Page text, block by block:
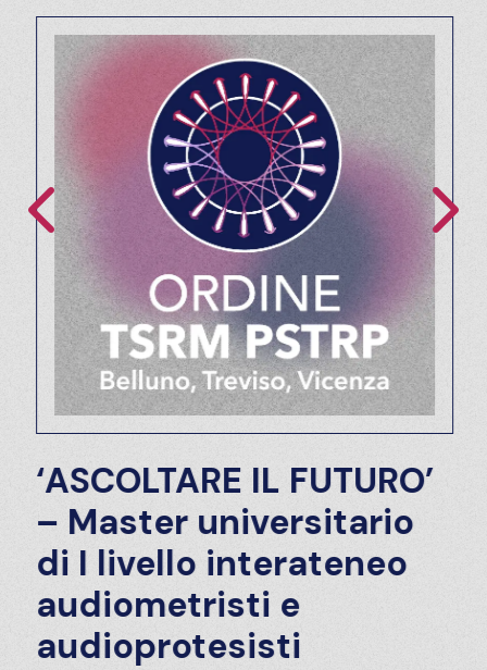
‘ASCOLTARE IL FUTURO’
– Master universitario
di I livello interateneo
audiometristi e
audioprotesisti